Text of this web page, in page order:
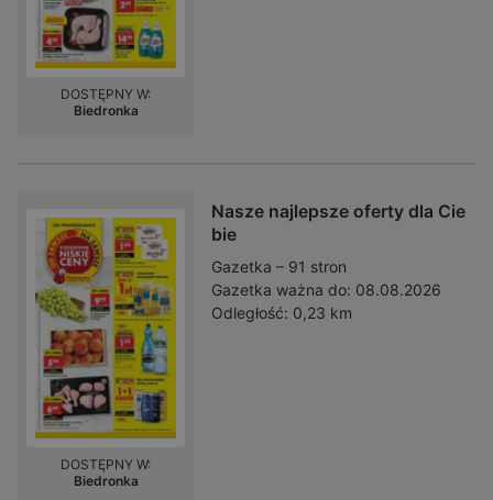
DOSTĘPNY W:
Biedronka
Nasze najlepsze oferty dla Cie
bie
Gazetka – 91 stron
Gazetka ważna do: 08.08.2026
Odległość: 0,23 km
DOSTĘPNY W:
Biedronka